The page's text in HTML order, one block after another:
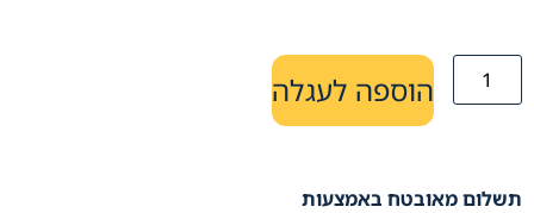
הוספה לעגלה
תשלום מאובטח באמצעות